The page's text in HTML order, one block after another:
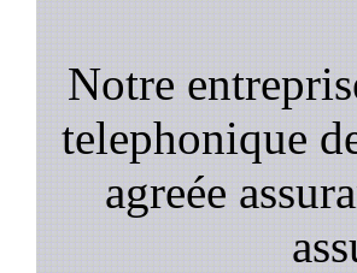
Notre
telephonique
agreée